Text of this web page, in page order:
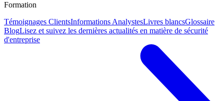
Formation
Témoignages ClientsInformations AnalystesLivres blancsGlossaire
BlogLisez et suivez les dernières actualités en matière de sécurité
d'entreprise